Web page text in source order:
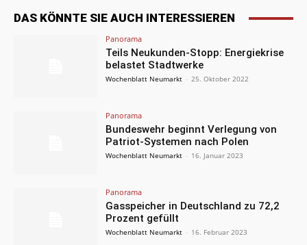
DAS KÖNNTE SIE AUCH INTERESSIEREN
Panorama
Teils Neukunden-Stopp: Energiekrise
belastet Stadtwerke
Wochenblatt Neumarkt - 25. Oktober 2022
Panorama
Bundeswehr beginnt Verlegung von
Patriot-Systemen nach Polen
Wochenblatt Neumarkt - 16. Januar 2023
Panorama
Gasspeicher in Deutschland zu 72,2
Prozent gefüllt
Wochenblatt Neumarkt - 16. Februar 2023